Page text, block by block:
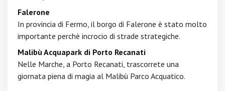
Falerone
In provincia di Fermo, il borgo di Falerone è stato molto
importante perchè incrocio di strade strategiche.
Malibù Acquapark di Porto Recanati
Nelle Marche, a Porto Recanati, trascorrete una
giornata piena di magia al Malibù Parco Acquatico.